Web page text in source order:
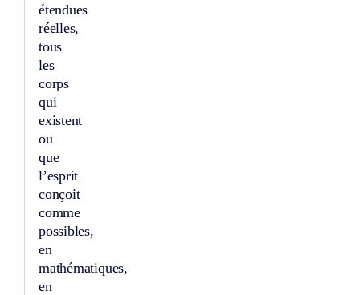
étendues
réelles,
tous
les
corps
qui
existent
ou
que
l’esprit
conçoit
comme
possibles,
en
mathématiques,
en